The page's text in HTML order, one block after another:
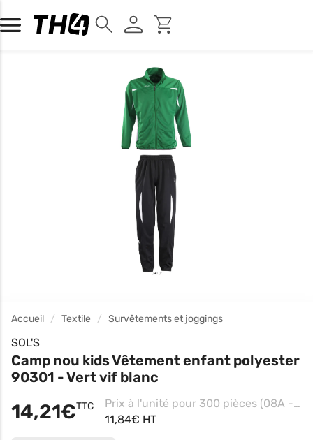
Accueil Textile Survêtements et joggings
SOL'S
Camp nou kids Vêtement enfant polyester
90301 - Vert vif blanc
14,21€TTC
Prix à l'unité pour 300 pièces (08A - Vert Vif-blanc)
11,84€ HT